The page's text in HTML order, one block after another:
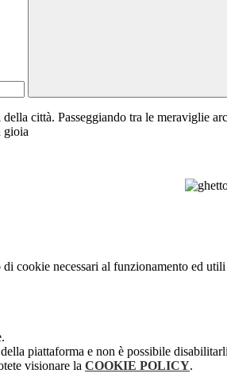
città. Passeggiando tra le meraviglie
gioia
cookie necessari al funzionamento ed
piattaforma e non è possibile
visionare la COOKIE POLICY.